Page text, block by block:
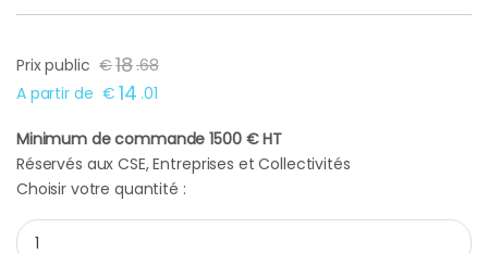
Prix public €18.68
A partir de € 14 .01
Minimum de commande 1500 € HT
Réservés aux CSE, Entreprises et Collectivités
Choisir votre quantité :
Cadeau entreprise homme mallette avec souris Tech Air